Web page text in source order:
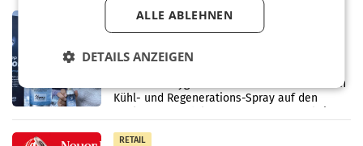
RETAIL
Cool“ auf den Markt
der Firma Feygenblatt FloGu OG einen neuen
Kühl- und Regenerations-Spray auf den
RETAIL
ALLE ABLEHNEN
DETAILS ANZEIGEN